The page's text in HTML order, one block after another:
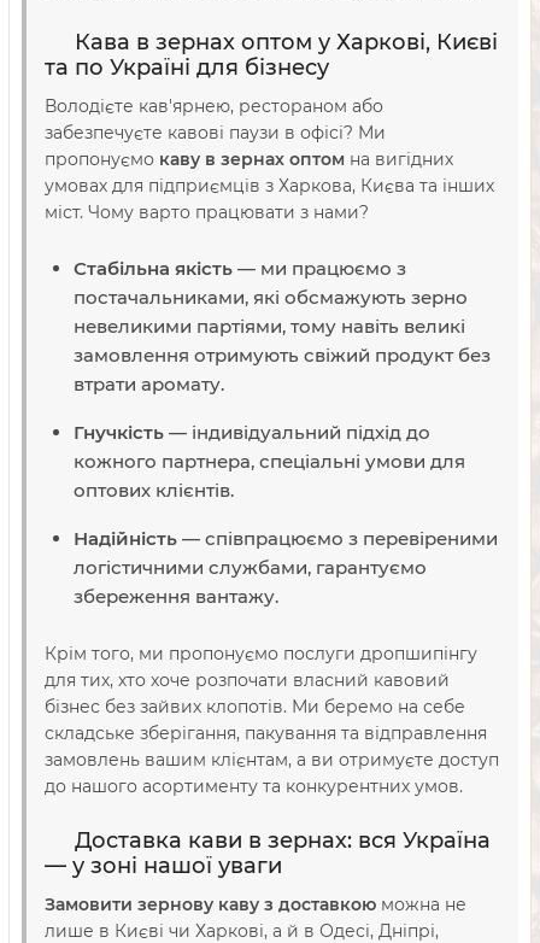
Кава в зернах оптом у Харкові, Києві
та по Україні для бізнесу
Володієте кав'ярнею, рестораном або
забезпечуєте кавові паузи в офісі? Ми
пропонуємо каву в зернах оптом на вигідних
умовах для підприємців з Харкова, Києва та інших
міст. Чому варто працювати з нами?
Стабільна якість — ми працюємо з
постачальниками, які обсмажують зерно
невеликими партіями, тому навіть великі
замовлення отримують свіжий продукт без
втрати аромату.
Гнучкість — індивідуальний підхід до
кожного партнера, спеціальні умови для
оптових клієнтів.
Надійність — співпрацюємо з перевіреними
логістичними службами, гарантуємо
збереження вантажу.
Крім того, ми пропонуємо послуги дропшипінгу
для тих, хто хоче розпочати власний кавовий
бізнес без зайвих клопотів. Ми беремо на себе
складське зберігання, пакування та відправлення
замовлень вашим клієнтам, а ви отримуєте доступ
до нашого асортименту та конкурентних умов.
Доставка кави в зернах: вся Україна
— у зоні нашої уваги
Замовити зернову каву з доставкою можна не
лише в Києві чи Харкові, а й в Одесі, Дніпрі,